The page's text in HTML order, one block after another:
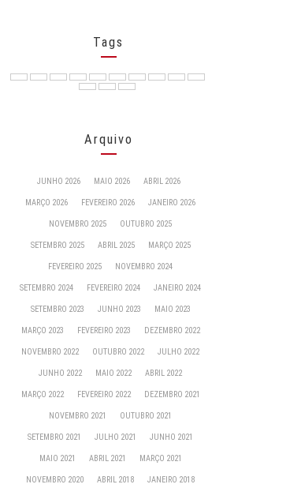
Tags
Arquivo
JUNHO 2026 MAIO 2026 ABRIL 2026
MARÇO 2026 FEVEREIRO 2026 JANEIRO 2026
NOVEMBRO 2025 OUTUBRO 2025
SETEMBRO 2025 ABRIL 2025 MARÇO 2025
FEVEREIRO 2025 NOVEMBRO 2024
SETEMBRO 2024 FEVEREIRO 2024 JANEIRO 2024
SETEMBRO 2023 JUNHO 2023 MAIO 2023
MARÇO 2023 FEVEREIRO 2023 DEZEMBRO 2022
NOVEMBRO 2022 OUTUBRO 2022 JULHO 2022
JUNHO 2022 MAIO 2022 ABRIL 2022
MARÇO 2022 FEVEREIRO 2022 DEZEMBRO 2021
NOVEMBRO 2021 OUTUBRO 2021
SETEMBRO 2021 JULHO 2021 JUNHO 2021
MAIO 2021 ABRIL 2021 MARÇO 2021
NOVEMBRO 2020 ABRIL 2018 JANEIRO 2018